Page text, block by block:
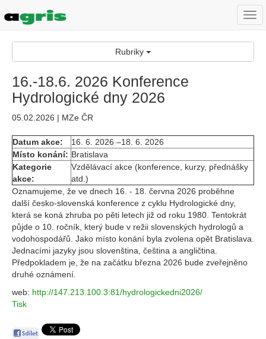
Rubriky
16.-18.6. 2026 Konference
Hydrologické dny 2026
05.02.2026 | MZe ČR
Datum akce:
16. 6. 2026 –18. 6. 2026
Místo konání: Bratislava
Kategorie
akce:
Vzdělávací akce (konference, kurzy, přednášky
atd.)
Oznamujeme, že ve dnech 16. - 18. června 2026 proběhne
další česko-slovenská konference z cyklu Hydrologické dny,
která se koná zhruba po pěti letech již od roku 1980. Tentokrát
půjde o 10. ročník, který bude v režii slovenských hydrologů a
vodohospodářů. Jako místo konání byla zvolena opět Bratislava.
Jednacími jazyky jsou slovenština, čeština a angličtina.
Předpokladem je, že na začátku března 2026 bude zveřejněno
druhé oznámení.
web: http://147.213.100.3:81/hydrologickedni2026/
Tisk